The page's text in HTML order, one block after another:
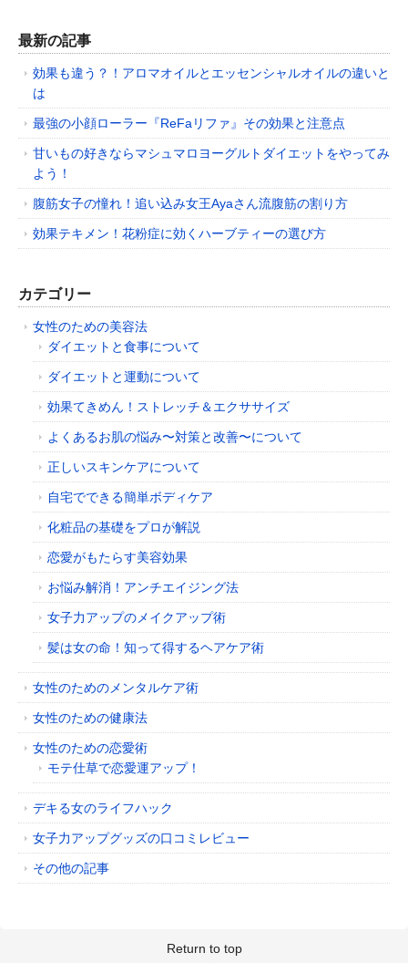
最新の記事
効果も違う？！アロマオイルとエッセンシャルオイルの違いと
は
最強の小顔ローラー『ReFaリファ』その効果と注意点
甘いもの好きならマシュマロヨーグルトダイエットをやってみ
よう！
腹筋女子の憧れ！追い込み女王Ayaさん流腹筋の割り方
効果テキメン！花粉症に効くハーブティーの選び方
カテゴリー
女性のための美容法
ダイエットと食事について
ダイエットと運動について
効果てきめん！ストレッチ＆エクササイズ
よくあるお肌の悩み〜対策と改善〜について
正しいスキンケアについて
自宅でできる簡単ボディケア
化粧品の基礎をプロが解説
恋愛がもたらす美容効果
お悩み解消！アンチエイジング法
女子力アップのメイクアップ術
髪は女の命！知って得するヘアケア術
女性のためのメンタルケア術
女性のための健康法
女性のための恋愛術
モテ仕草で恋愛運アップ！
デキる女のライフハック
女子力アップグッズの口コミレビュー
その他の記事
Return to top